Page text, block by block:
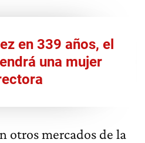
en 339 años, el
una mujer
otros mercados de la